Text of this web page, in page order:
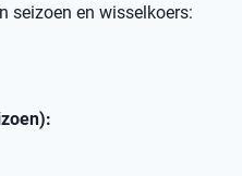
seizoen en wisselkoers: